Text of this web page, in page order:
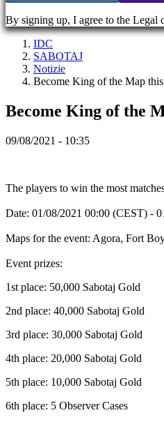
Account
Registrati
Accedi
dimenticato
la
password?
EN
FR
PL
IT
EL
RO
RU
VI
JA
AR
KO
By signing up, I agree to the Legal
IDC
SABOTAJ
Notizie
Become King of the Map
Become King of the
09/08/2021 - 10:35
The players to win the most
Date: 01/08/2021 00:00 (CEST) -
Maps for the event: Agora, Fort
Event prizes:
1st place: 50,000 Sabotaj Gold
2nd place: 40,000 Sabotaj Gold
3rd place: 30,000 Sabotaj Gold
4th place: 20,000 Sabotaj Gold
5th place: 10,000 Sabotaj Gold
6th place: 5 Observer Cases